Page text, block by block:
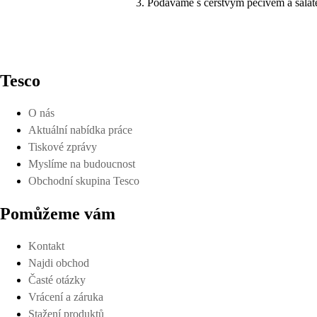
Tesco
O nás
Aktuální nabídka práce
Tiskové zprávy
Myslíme na budoucnost
Obchodní skupina Tesco
Pomůžeme vám
Kontakt
Najdi obchod
Časté otázky
Vrácení a záruka
Stažení produktů